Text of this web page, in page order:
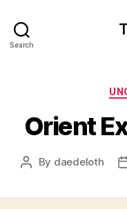
Search
Orient
Post
By daedeloth